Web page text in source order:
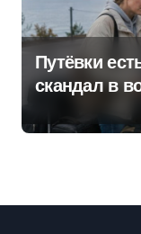
Путёвки
скандал в